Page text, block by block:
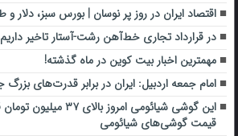
اقتصاد ایران در روز پر نوسان | بورس سبز، دلار و
در قرارداد تجاری خط‌آهن رشت-آستار تاخیر داریم
مهمترین اخبار بیت کوین در ماه گذشته!
امام جمعه اردبیل: ایران در برابر قدرت‌های بزرگ
این گوشی شیائومی امروز
قیمت گوشی‌های شیائومی